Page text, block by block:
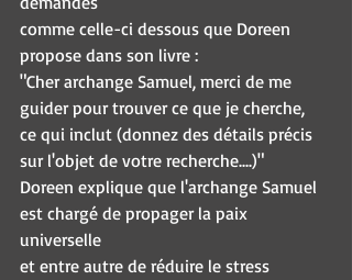
comme celle-ci dessous que Doreen
propose dans son livre :
"Cher archange Samuel, merci de me
guider pour trouver ce que je cherche,
ce qui inclut (donnez des détails précis
sur l'objet de votre recherche....)"
Doreen explique que l'archange Samuel
est chargé de propager la paix
universelle
et entre autre de réduire le stress